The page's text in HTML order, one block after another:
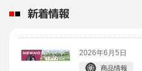
新着情報
2026年6月5日
商品情報